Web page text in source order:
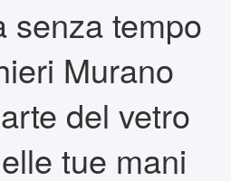
senza tempo
Murano
del vetro
tue mani